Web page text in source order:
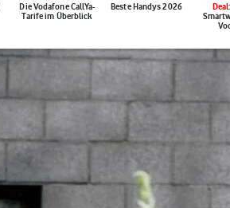
Die Vodafone CallYa-
Tarife im Überblick
Beste Handys 2026 Deal